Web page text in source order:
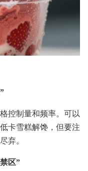
控制量和频率。可以
卡雪糕解馋，但要注
弃。
区”